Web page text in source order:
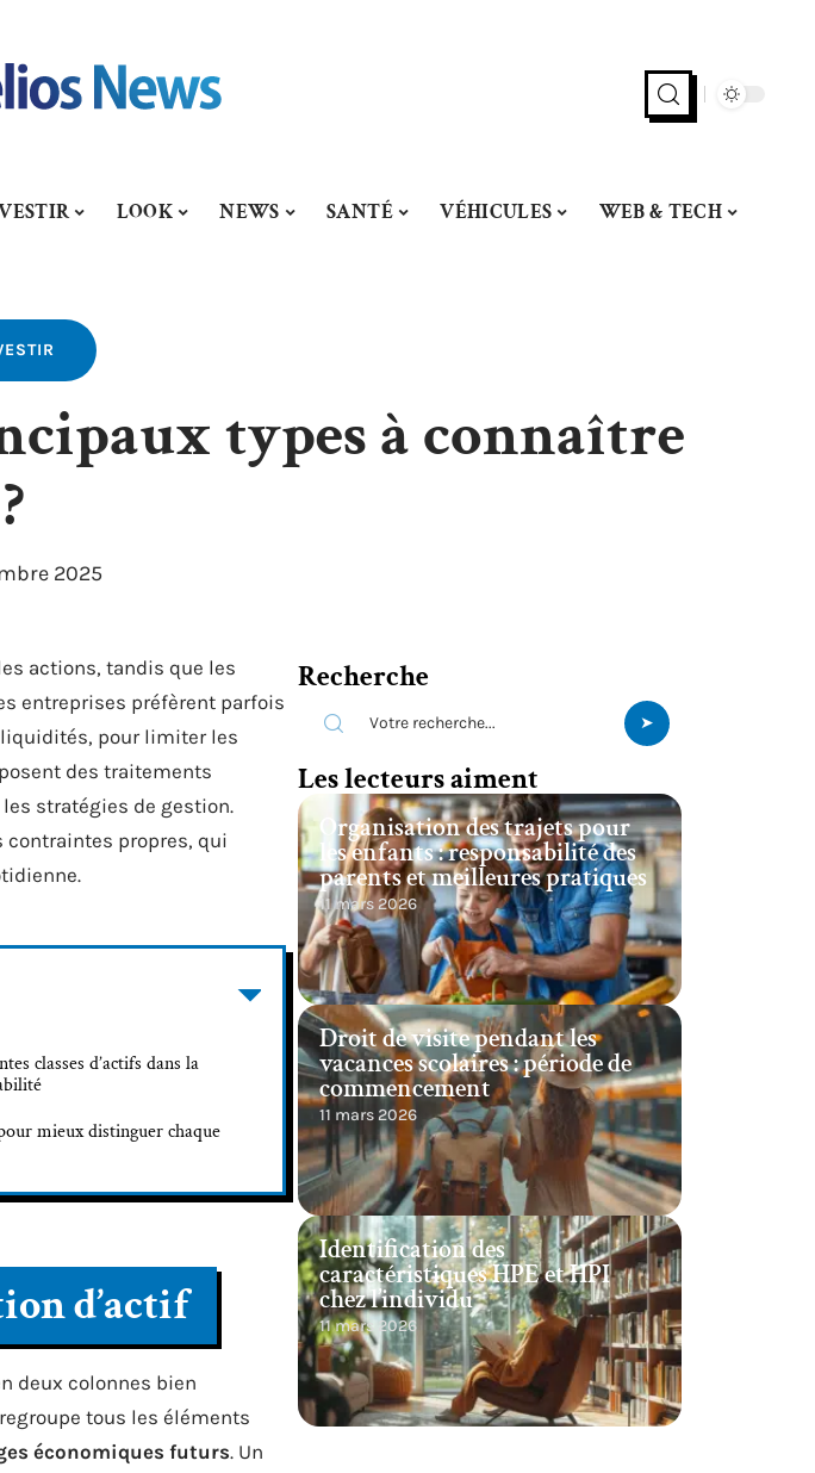
LOOK NEWS SANTÉ VÉHICULES WEB & TECH
types à connaître
?
2025
actions, tandis que les
entreprises préfèrent parfois
pour limiter les
des traitements
stratégies de gestion.
contraintes propres, qui
classes d’actifs dans la
mieux distinguer chaque
d’actif
deux colonnes bien
tous les éléments
économiques futurs. Un
Recherche
Les lecteurs aiment
Organisation des trajets pour
les enfants : responsabilité des
parents et meilleures pratiques
11 mars 2026
Droit de visite pendant les
vacances scolaires : période de
commencement
11 mars 2026
Identification des
caractéristiques HPE et HPI
chez l’individu
11 mars 2026